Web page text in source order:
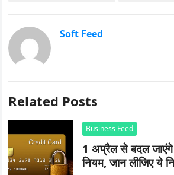
Soft Feed
Related Posts
Business Feed
1 अप्रैल से बदल
नियम, जान लीजिए ये